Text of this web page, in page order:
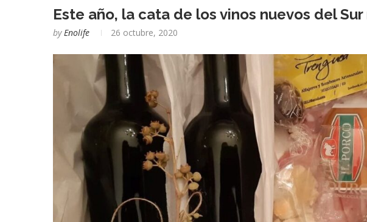
Este año, la cata de los vinos nuevos del
by Enolife 26 octubre, 2020